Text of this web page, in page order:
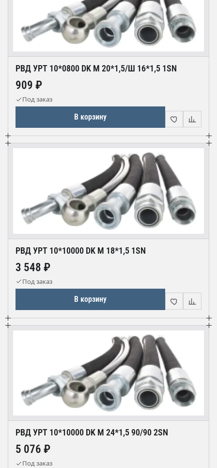
РВД УРТ 10*0800 DK М 20*1,5/Ш 16*1,5 1SN
909 ₽
Под заказ
В корзину
РВД УРТ 10*10000 DK М 18*1,5 1SN
3 548 ₽
Под заказ
В корзину
РВД УРТ 10*10000 DK М 24*1,5 90/90 2SN
5 076 ₽
Под заказ